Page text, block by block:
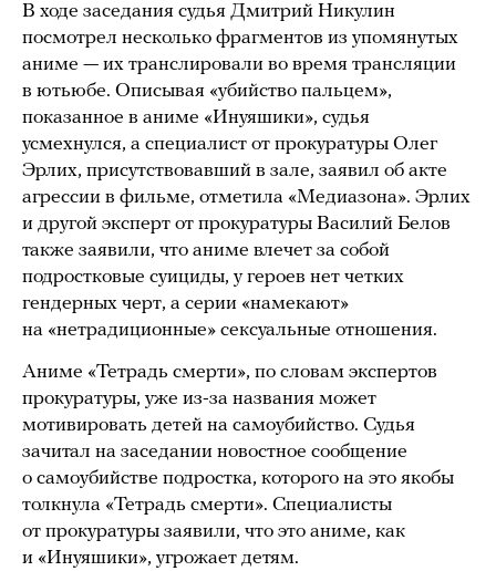
В ходе заседания судья Дмитрий Никулин
посмотрел несколько фрагментов из упомянутых
аниме — их транслировали во время трансляции
в ютьюбе. Описывая «убийство пальцем»,
показанное в аниме «Инуяшики», судья
усмехнулся, а специалист от прокуратуры Олег
Эрлих, присутствовавший в зале, заявил об акте
агрессии в фильме, отметила «Медиазона». Эрлих
и другой эксперт от прокуратуры Василий Белов
также заявили, что аниме влечет за собой
подростковые суициды, у героев нет четких
гендерных черт, а серии «намекают»
на «нетрадиционные» сексуальные отношения.
Аниме «Тетрадь смерти», по словам экспертов
прокуратуры, уже из-за названия может
мотивировать детей на самоубийство. Судья
зачитал на заседании новостное сообщение
о самоубийстве подростка, которого на это якобы
толкнула «Тетрадь смерти». Специалисты
от прокуратуры заявили, что это аниме, как
и «Инуяшики», угрожает детям.